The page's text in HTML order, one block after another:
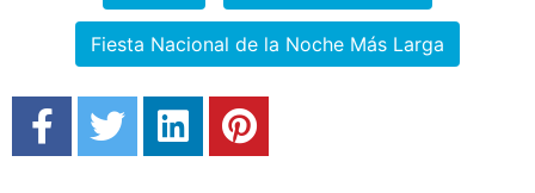
Fiesta Nacional de la Noche Más Larga